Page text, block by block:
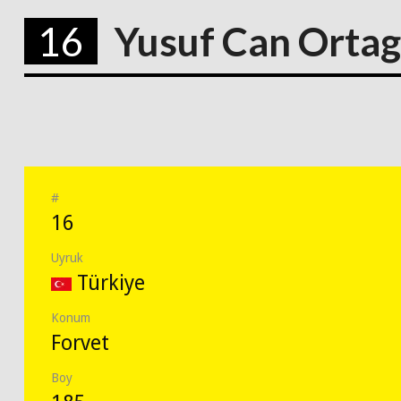
16 Yusuf Can
#
16
Uyruk
Türkiye
Konum
Forvet
Boy